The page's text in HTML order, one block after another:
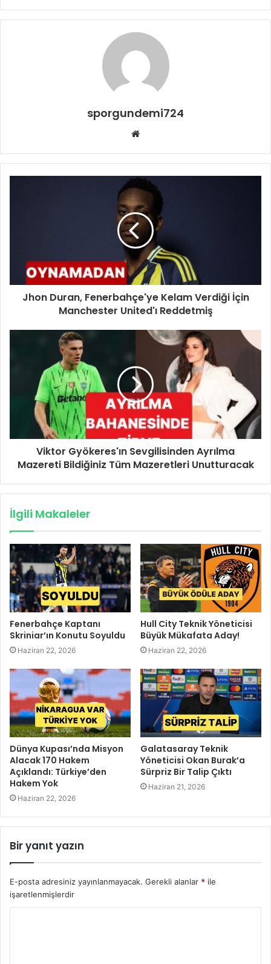
sporgundemi724
Web
Jhon Duran, Fenerbahçe'ye Kelam Verdiği İçin
Manchester United'ı Reddetmiş
Viktor Gyökeres'ın Sevgilisinden Ayrılma
Mazereti Bildiğiniz Tüm Mazeretleri Unutturacak
İlgili Makaleler
Fenerbahçe Kaptanı
Skriniar’ın Konutu Soyuldu
Haziran 22, 2026
Hull City Teknik Yöneticisi
Büyük Mükafata Aday!
Haziran 22, 2026
Dünya Kupası’nda Misyon
Alacak 170 Hakem
Açıklandı: Türkiye’den
Hakem Yok
Haziran 22, 2026
Galatasaray Teknik
Yöneticisi Okan Burak’a
Sürpriz Bir Talip Çıktı
Haziran 21, 2026
Bir yanıt yazın
E-posta adresiniz yayınlanmayacak. Gerekli alanlar * ile
işaretlenmişlerdir